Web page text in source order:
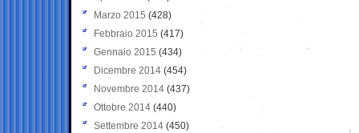
Marzo 2015 (428)
Febbraio 2015 (417)
Gennaio 2015 (434)
Dicembre 2014 (454)
Novembre 2014 (437)
Ottobre 2014 (440)
Settembre 2014 (450)